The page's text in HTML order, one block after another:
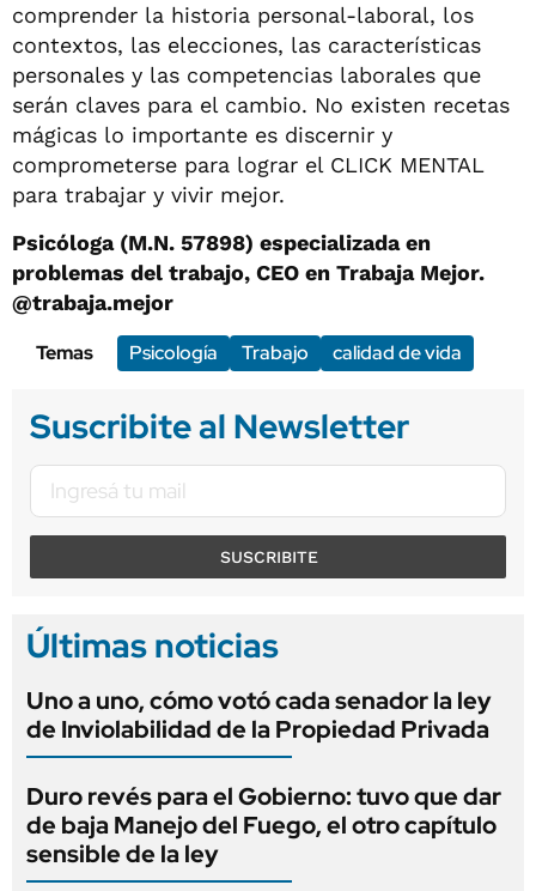
comprender la historia personal-laboral, los
contextos, las elecciones, las características
personales y las competencias laborales que
serán claves para el cambio. No existen recetas
mágicas lo importante es discernir y
comprometerse para lograr el CLICK MENTAL
para trabajar y vivir mejor.
Psicóloga (M.N. 57898) especializada en
problemas del trabajo, CEO en Trabaja Mejor.
@trabaja.mejor
Temas
Psicología Trabajo calidad de vida
Suscribite al Newsletter
SUSCRIBITE
Últimas noticias
Uno a uno, cómo votó cada senador la ley
de Inviolabilidad de la Propiedad Privada
Duro revés para el Gobierno: tuvo que dar
de baja Manejo del Fuego, el otro capítulo
sensible de la ley